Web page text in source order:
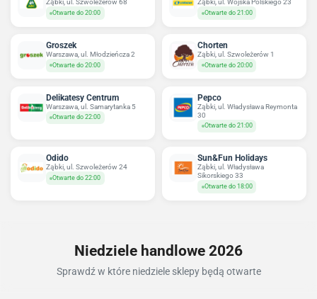
Ząbki, ul. Szwoleżerów 68
Otwarte do 20:00
Ząbki, ul. Wojska Polskiego 23
Otwarte do 21:00
Groszek
Warszawa, ul. Młodzieńcza 2
Otwarte do 20:00
Chorten
Ząbki, ul. Szwoleżerów 1
Otwarte do 20:00
Delikatesy Centrum
Warszawa, ul. Samarytanka 5
Otwarte do 22:00
Pepco
Ząbki, ul. Władysława Reymonta
30
Otwarte do 21:00
Odido
Ząbki, ul. Szwoleżerów 24
Otwarte do 22:00
Sun&Fun Holidays
Ząbki, ul. Władysława
Sikorskiego 33
Otwarte do 18:00
Niedziele handlowe 2026
Sprawdź w które niedziele sklepy będą otwarte